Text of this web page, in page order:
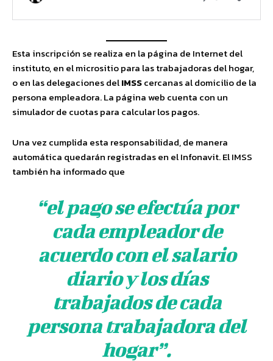
Esta inscripción se realiza en la página de Internet del
instituto, en el micrositio para las trabajadoras del hogar,
o en las delegaciones delIMSScercanas al domicilio de la
persona empleadora. La página web cuenta con un
simulador de cuotas para calcular los pagos.
Una vez cumplida esta responsabilidad, de manera
automática quedarán registradas en el Infonavit. El IMSS
también ha informado que
“el pago se efectúa por
cada empleador de
acuerdo con el salario
diario y los días
trabajados de cada
persona trabajadora del
hogar”.